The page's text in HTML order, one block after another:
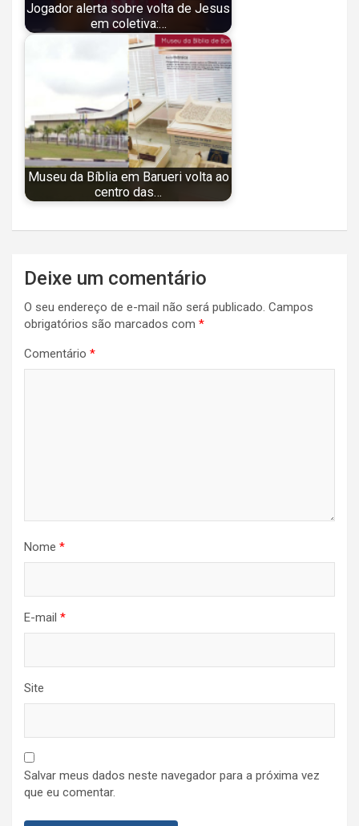
Jogador alerta sobre volta de Jesus
em coletiva:…
Museu da Bíblia em Barueri volta ao
centro das…
Navegação
de
Post
Deixe um comentário
O seu endereço de e-mail não será publicado. Campos
obrigatórios são marcados com *
Comentário *
Nome *
E-mail *
Site
Salvar meus dados neste navegador para a próxima vez
que eu comentar.